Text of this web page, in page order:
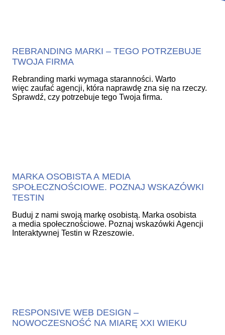
REBRANDING MARKI – TEGO POTRZEBUJE
TWOJA FIRMA
Rebranding marki wymaga staranności. Warto
więc zaufać agencji, która naprawdę zna się na rzeczy.
Sprawdź, czy potrzebuje tego Twoja firma.
MARKA OSOBISTA A MEDIA
SPOŁECZNOŚCIOWE. POZNAJ WSKAZÓWKI
TESTIN
Buduj z nami swoją markę osobistą. Marka osobista
a media społecznościowe. Poznaj wskazówki Agencji
Interaktywnej Testin w Rzeszowie.
RESPONSIVE WEB DESIGN –
NOWOCZESNOŚĆ NA MIARĘ XXI WIEKU